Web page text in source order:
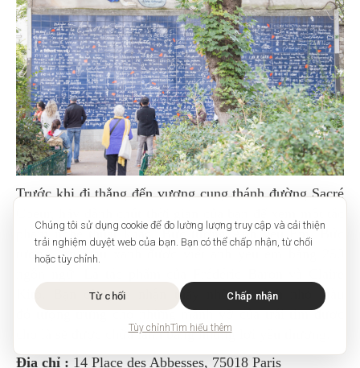
Chúng tôi sử dụng cookie để đo lường lượng truy cập và cải thiện
trải nghiệm duyệt web của bạn. Bạn có thể chấp nhận, từ chối
hoặc tùy chỉnh.
Từ chối Chấp nhận
Tùy chỉnhTìm hiểu thêm
Trước khi đi thẳng đến vương cung thánh đường Sacré
phẩm nghệ thuật khác, Bức tường Anh yêu Em. Bức
tường lớn màu xanh được viết anh yêu em bằng 250
Kito. Bạn cũng sẽ nhận thấy những mảnh nhỏ màu
đỏ tượng trưng cho những mảnh vỡ của trái tim được
cho là sẽ được chữa lành bằng những lời yêu thương.
Địa chỉ : 14 Place des Abbesses, 75018 Paris